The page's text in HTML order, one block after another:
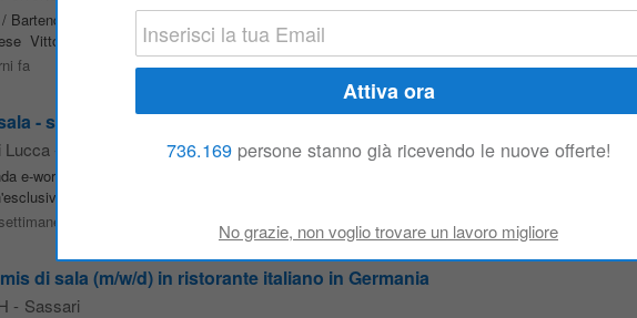
Bartender (m/f/d) | Tempo pieno Luogo di lavoro: Kiel, Germania Contratto: Tempo pieno
Vitto incluso Supporto nella ricerca dell'alloggio 169 ore lavorative al mese ️ Un ambiente di...
fa
- stagione estiva 2026
Lucca
e-work SpA, sede di Lucca, seleziona per azienda cliente operante nel settore dell'hotellerie
struttura alberghiera situata a La Maddalena (SS). Siamo alla ricerca di...
fa
di sala (m/w/d) in ristorante italiano in Germania
- Sassari
736.169persone stanno già ricevendo le nuove offerte!